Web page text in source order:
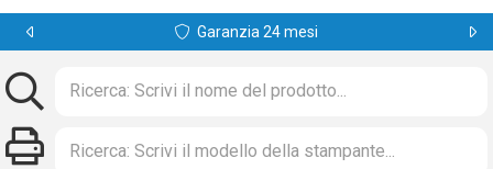
Garanzia 24 mesi